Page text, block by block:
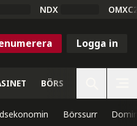
NDX
Logga in
BÖRS
Börssurr